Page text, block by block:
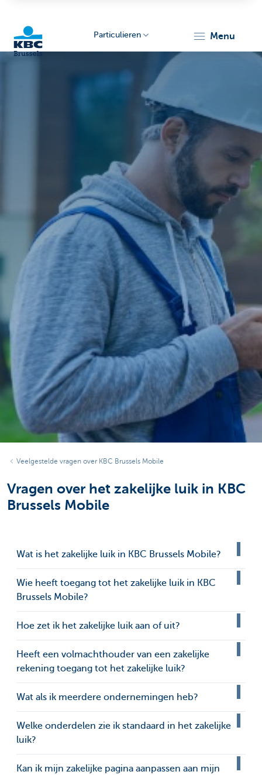
Particulieren menu
Veelgestelde vragen over KBC Brussels Mobile
Vragen over het zakelijke luik in KBC
Brussels Mobile
Wat is het zakelijke luik in KBC Brussels Mobile?
Wie heeft toegang tot het zakelijke luik in KBC
Brussels Mobile?
Hoe zet ik het zakelijke luik aan of uit?
Heeft een volmachthouder van een zakelijke
rekening toegang tot het zakelijke luik?
Wat als ik meerdere ondernemingen heb?
Welke onderdelen zie ik standaard in het zakelijke
luik?
Kan ik mijn zakelijke pagina aanpassen aan mijn